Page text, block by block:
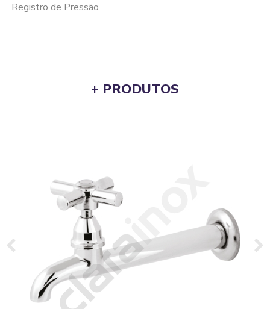
Registro de Pressão
+ PRODUTOS